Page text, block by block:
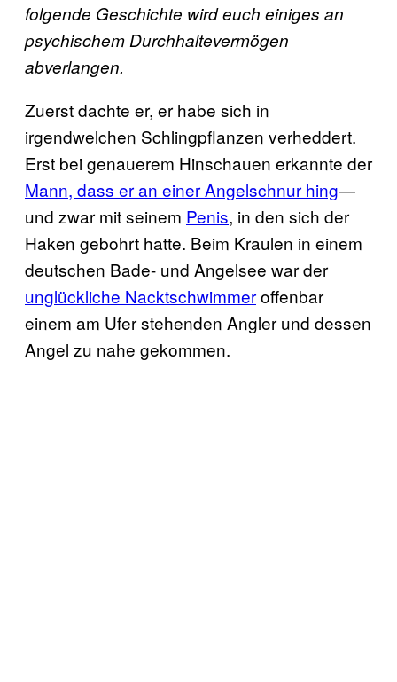
folgende Geschichte wird euch einiges an
psychischem Durchhaltevermögen
abverlangen.
Zuerst dachte er, er habe sich in
irgendwelchen Schlingpflanzen verheddert.
Erst bei genauerem Hinschauen erkannte der
Mann, dass er an einer Angelschnur hing—
und zwar mit seinem Penis, in den sich der
Haken gebohrt hatte. Beim Kraulen in einem
deutschen Bade- und Angelsee war der
unglückliche Nacktschwimmeroffenbar
einem am Ufer stehenden Angler und dessen
Angel zu nahe gekommen.